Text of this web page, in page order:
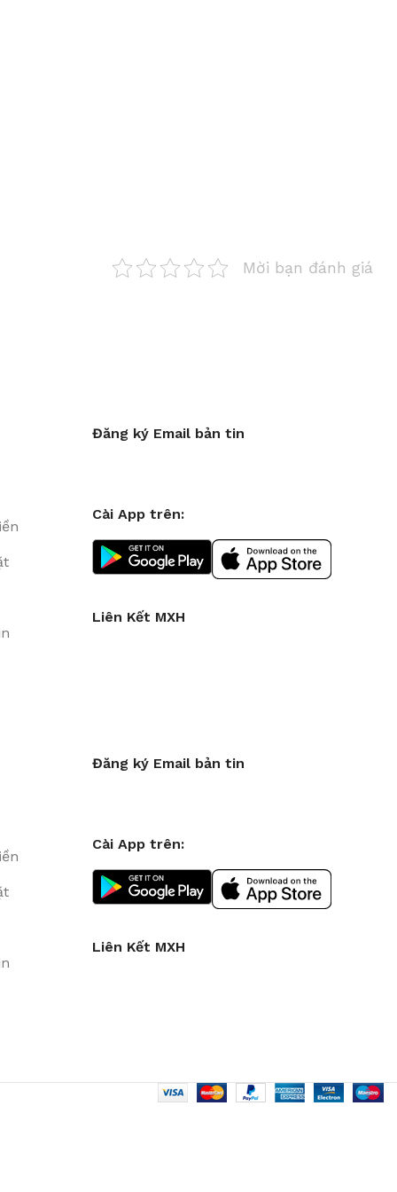
Mời bạn đánh giá
Đăng ký Email bản tin
Cài App trên:
Liên Kết MXH
Đăng ký Email bản tin
Cài App trên:
Liên Kết MXH